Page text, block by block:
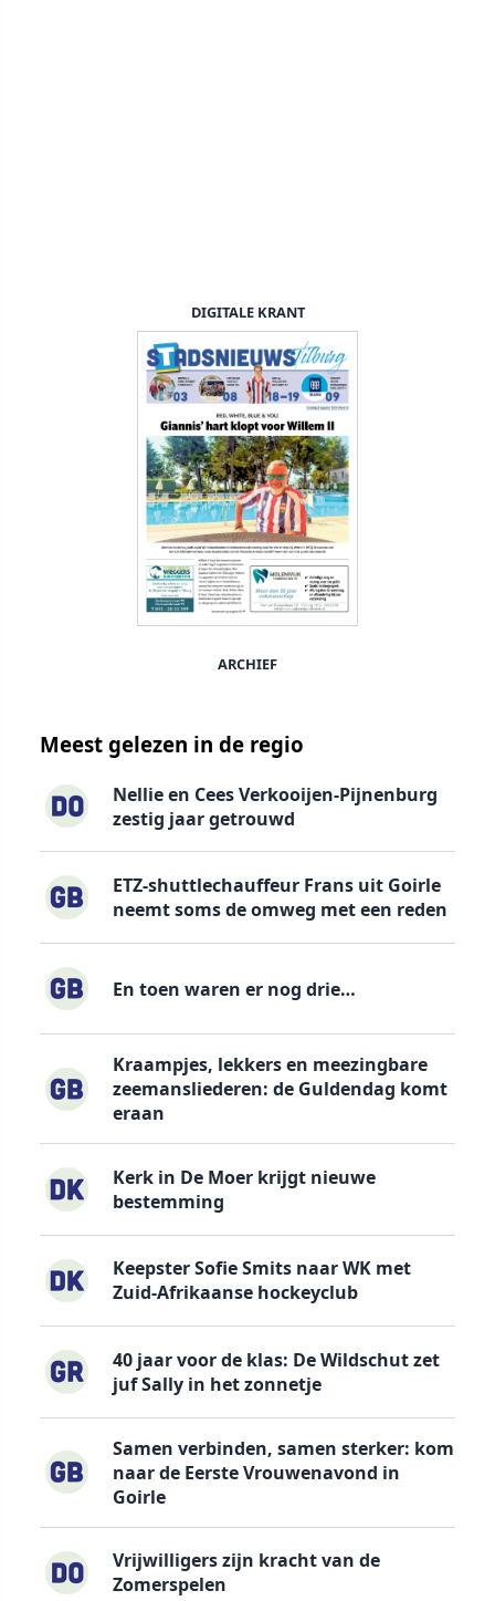
DIGITALE KRANT
ARCHIEF
Meest gelezen in de regio
Nellie en Cees Verkooijen-Pijnenburg
zestig jaar getrouwd
ETZ-shuttlechauffeur Frans uit Goirle
neemt soms de omweg met een reden
En toen waren er nog drie…
Kraampjes, lekkers en meezingbare
zeemansliederen: de Guldendag komt
eraan
Kerk in De Moer krijgt nieuwe
bestemming
Keepster Sofie Smits naar WK met
Zuid-Afrikaanse hockeyclub
40 jaar voor de klas: De Wildschut zet
juf Sally in het zonnetje
Samen verbinden, samen sterker: kom
naar de Eerste Vrouwenavond in
Goirle
Vrijwilligers zijn kracht van de
Zomerspelen